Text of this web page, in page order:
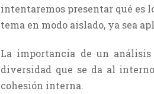
intentaremos presentar qué es
tema en modo aislado, ya sea
La importancia de un
diversidad que se da al
cohesión interna.